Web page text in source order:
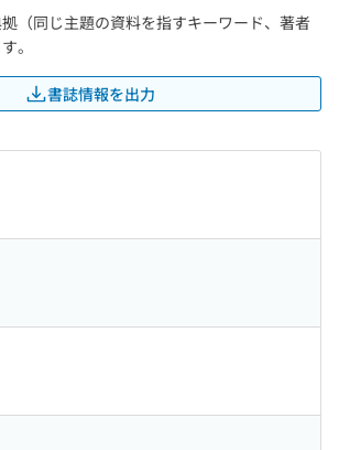
（同じ主題の資料を指すキーワード、著者
。
書誌情報を出力